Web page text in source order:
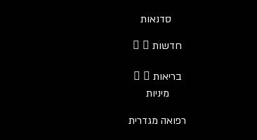
סדנאות
חדשות
בריאות
מיניות
רפואה מגדרית